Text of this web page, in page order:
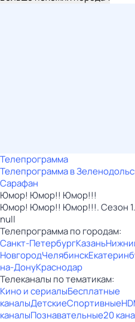
Телепрограмма
Телепрограмма в
Сарафан
Юмор! Юмор!! Юмор!!!
Юмор! Юмор!! Юмор!!!. Сезон
null
Телепрограмма по городам:
Санкт-ПетербургКазань
НовгородЧелябинск
на-ДонуКраснодар
Телеканалы по тематикам:
Кино и сериалыБесплатные
каналыДетскиеСпортивныеHD
каналыПознавательные20